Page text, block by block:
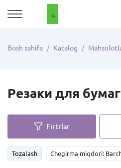
Bosh sahifa Katalog
Резаки для бумаг
Firtrlar
Tozalash Chegirma miqdori: